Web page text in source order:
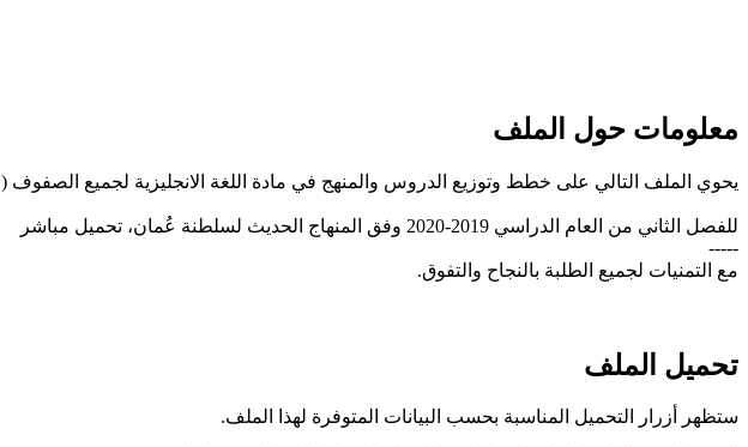
معلومات حول الملف
يحوي الملف التالي على خطط وتوزيع الدروس والمنهج في مادة اللغة الانجليزية لجميع الصفوف (1-12)...
للفصل الثاني من العام الدراسي 2019-2020 وفق المنهاج الحديث لسلطنة عُمان، تحميل مباشر
-----
مع التمنيات لجميع الطلبة بالنجاح والتفوق.
تحميل الملف
ستظهر أزرار التحميل المناسبة بحسب البيانات المتوفرة لهذا الملف.